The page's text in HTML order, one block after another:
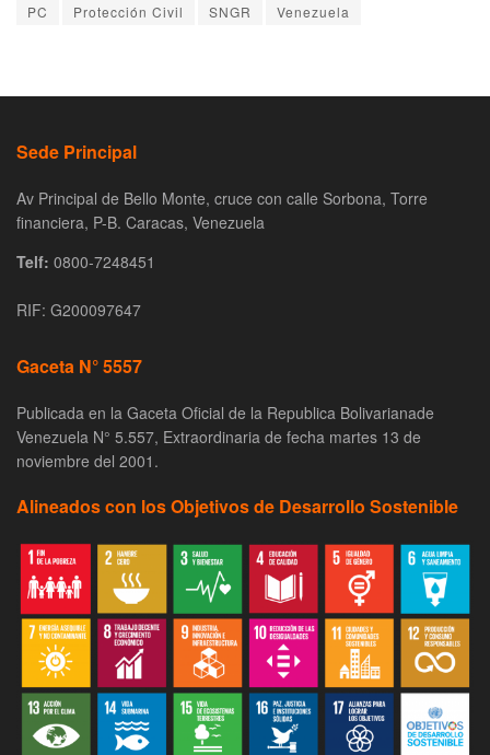
PC
Protección Civil SNGR Venezuela
Sede Principal
Av Principal de Bello Monte, cruce con calle Sorbona, Torre
financiera, P-B. Caracas, Venezuela
Telf: 0800-7248451
RIF: G200097647
Gaceta N° 5557
Publicada en la Gaceta Oficial de la Republica Bolivarianade
Venezuela N° 5.557, Extraordinaria de fecha martes 13 de
noviembre del 2001.
Alineados con los Objetivos de Desarrollo Sostenible